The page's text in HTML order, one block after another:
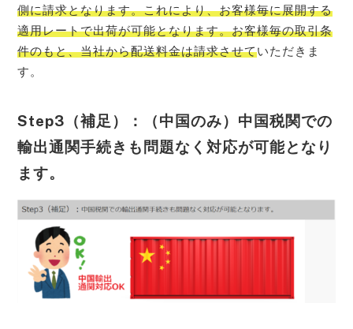
側に請求となります。これにより、お客様毎に展開する
適用レートで出荷が可能となります。お客様毎の取引条
件のもと、当社から配送料金は請求させていただきま
す。
Step3（補足）：（中国のみ）中国税関での
輸出通関手続きも問題なく対応が可能となり
ます。